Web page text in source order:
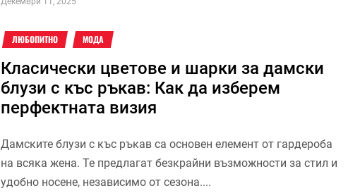
ЛЮБОПИТНО МОДА
Класически цветове и шарки за дамски
блузи с къс ръкав: Как да изберем
перфектната визия
Дамските блузи с къс ръкав са основен елемент от гардероба
на всяка жена. Те предлагат безкрайни възможности за стил и
удобно носене, независимо от сезона....